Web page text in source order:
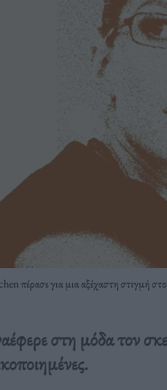
πέρασε για μια αξέχαστη στιγμή
στη μόδα τον